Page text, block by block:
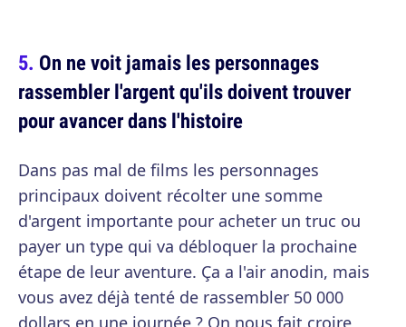
On ne voit jamais les personnages
rassembler l'argent qu'ils doivent trouver
pour avancer dans l'histoire
Dans pas mal de films les personnages
principaux doivent récolter une somme
d'argent importante pour acheter un truc ou
payer un type qui va débloquer la prochaine
étape de leur aventure. Ça a l'air anodin, mais
vous avez déjà tenté de rassembler 50 000
dollars en une journée ? On nous fait croire